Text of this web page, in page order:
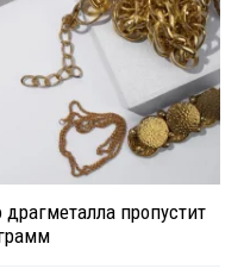
драгметалла пропустит